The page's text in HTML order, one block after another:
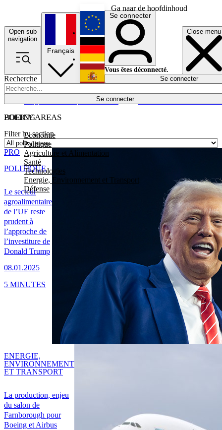
Ga naar de hoofdinhoud
Open sub
navigation
Close menu
Recherche
Se connecter
POLICY AREAS
Economie
Politique
Agriculture et Alimentation
Santé
Technologies
Energie, Environnement et Transport
Défense
Économie
Français
English
Deutsch
Español
Se connecter
Vous êtes déconnecté.
Se connecter
BOEING
Filter by section
Le secteur
agroalimentaire
de l’UE reste
prudent à
l’approche de
l’investiture de
Donald Trump
08.01.2025
PRO
POLITIQUE
5 MINUTES
La production, enjeu
du salon de
Farnborough pour
Boeing et Airbus
ENERGIE,
ENVIRONNEMENT
ET TRANSPORT